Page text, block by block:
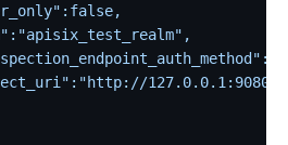
127.0.0.1:9080/"